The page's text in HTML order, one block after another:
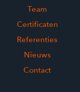
Team
Certificaten
Referenties
Nieuws
Contact